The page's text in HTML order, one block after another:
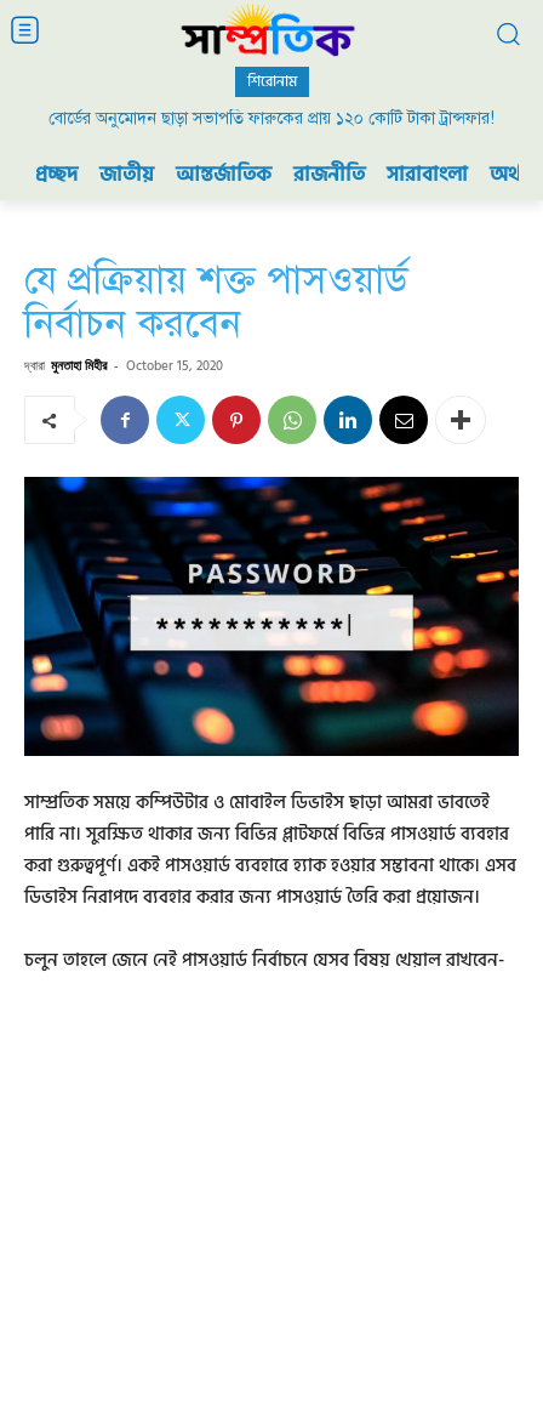
শিরোনাম
বোর্ডের অনুমোদন ছাড়া সভাপতি ফারুকের প্রায় ১২০ কোটি টাকা ট্রান্সফার!
প্রচ্ছদ জাতীয় আন্তর্জাতিক রাজনীতি সারাবাংলা
যে প্রক্রিয়ায় শক্ত পাসওয়ার্ড
নির্বাচন করবেন
দ্বারা মুনতাহা মিহীর - October 15, 2020
সাম্প্রতিক সময়ে কম্পিউটার ও মোবাইল ডিভাইস ছাড়া আমরা ভাবতেই
পারি না। সুরক্ষিত থাকার জন্য বিভিন্ন প্লাটফর্মে বিভিন্ন পাসওয়ার্ড ব্যবহার
করা গুরুত্বপূর্ণ। একই পাসওয়ার্ড ব্যবহারে হ্যাক হওয়ার সম্ভাবনা থাকে। এসব
ডিভাইস নিরাপদে ব্যবহার করার জন্য পাসওয়ার্ড তৈরি করা প্রয়োজন।
চলুন তাহলে জেনে নেই পাসওয়ার্ড নির্বাচনে যেসব বিষয় খেয়াল রাখবেন-